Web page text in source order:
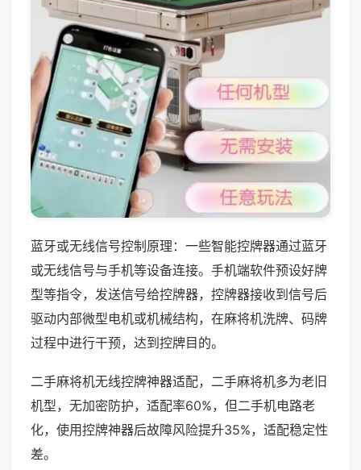
蓝牙或无线信号控制原理：一些智能控牌器通过蓝牙
或无线信号与手机等设备连接。手机端软件预设好牌
型等指令，发送信号给控牌器，控牌器接收到信号后
驱动内部微型电机或机械结构，在麻将机洗牌、码牌
过程中进行干预，达到控牌目的。
二手麻将机无线控牌神器适配，二手麻将机多为老旧
机型，无加密防护，适配率60%，但二手机电路老
化，使用控牌神器后故障风险提升35%，适配稳定性
差。